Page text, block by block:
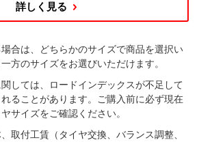
詳しく見る
合は、どちらかのサイズで商品を選択い
方のサイズをお選びいただけます。​
しては、ロードインデックスが不足して
ることがあります。ご購入前に必ず現在
サイズをご確認ください。
取付工賃（タイヤ交換、バランス調整、